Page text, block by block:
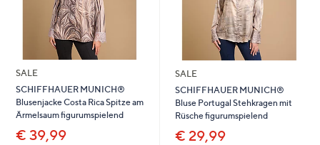
SALE
SCHIFFHAUER MUNICH®
Blusenjacke Costa Rica Spitze am
Ärmelsaum figurumspielend
€ 39,99
SALE
SCHIFFHAUER MUNICH®
Bluse Portugal Stehkragen mit
Rüsche figurumspielend
€ 29,99